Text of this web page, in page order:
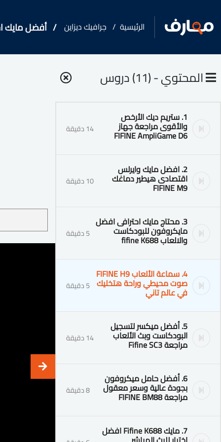
الرئيسية جرافيك ديزاين أفضل مايك
المحتوي - (11) دروس
1. ستريم ديك الأرخص
والأقوى مراجعة جهاز
FIFINE AmpliGame D6 14 دقيقة
2. افضل مايك وايرلس
اقتصادى هيطير دماغك
FIFINE M9 10 دقيقة
3. محتاج مايك احترافى افضل
مايكروفون للبودكاست
والالعاب fifine K688 5 دقيقة
4. سماعة الألعاب FIFINE H9
صوت محيطي وراحة هتخليك
في عالم تاني 5 دقيقة
5. أفضل ميكسر لتسجيل
البودكاست وبث الألعاب
مراجعة Fifine SC3 14 دقيقة
6. أفضل حامل ميكروفون
بجودة عالية وسعر معقول
مراجعة FIFINE BM88 8 دقيقة
7. مايك Fifine K688 افضل